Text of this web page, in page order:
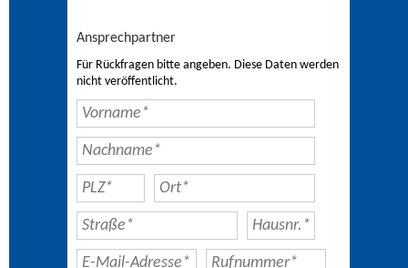
Ansprechpartner
Für Rückfragen bitte angeben. Diese Daten werden
nicht veröffentlicht.